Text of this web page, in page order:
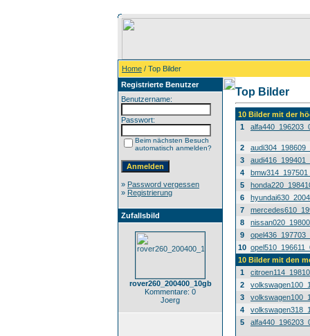
Home / Top Bilder
Registrierte Benutzer
Benutzername:
Passwort:
Beim nächsten Besuch
automatisch anmelden?
» Password vergessen
» Registrierung
Zufallsbild
rover260_200400_10gb
Kommentare: 0
Joerg
Top Bilder
10 Bilder mit der
1
2
3
4
5
6
7
8
9
10
10 Bilder mit den
1
2
3
4
5